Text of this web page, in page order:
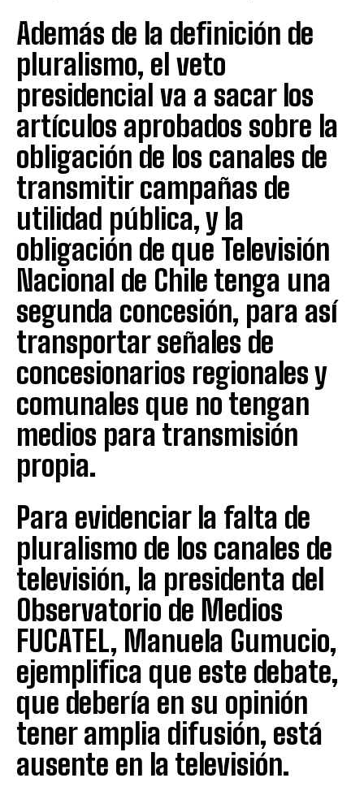
Además de la definición de
pluralismo, el veto
presidencial va a sacar los
artículos aprobados sobre la
obligación de los canales de
transmitir campañas de
utilidad pública, y la
obligación de que Televisión
Nacional de Chile tenga una
segunda concesión, para así
transportar señales de
concesionarios regionales y
comunales que no tengan
medios para transmisión
propia.
Para evidenciar la falta de
pluralismo de los canales de
televisión, la presidenta del
Observatorio de Medios
FUCATEL, Manuela Gumucio,
ejemplifica que este debate,
que debería en su opinión
tener amplia difusión, está
ausente en la televisión.